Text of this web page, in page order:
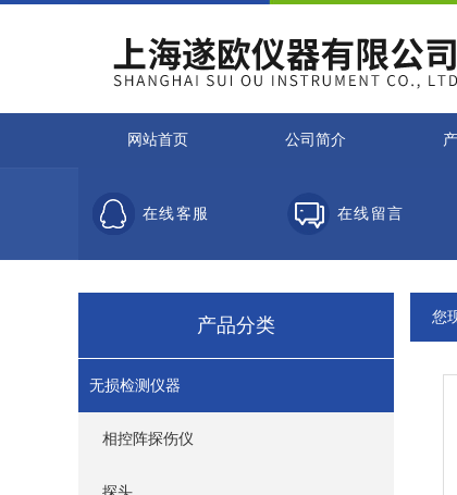
网站首页 公司简介
在线客服 在线留言
产品分类
无损检测仪器
相控阵探伤仪
您